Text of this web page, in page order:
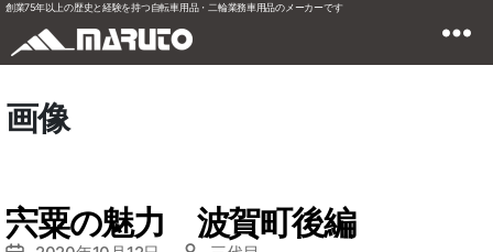
創業75年以上の歴史と経験を持つ自転車用品・二輪業務車用品のメーカーです
画像
宍粟の魅力 波賀町後編